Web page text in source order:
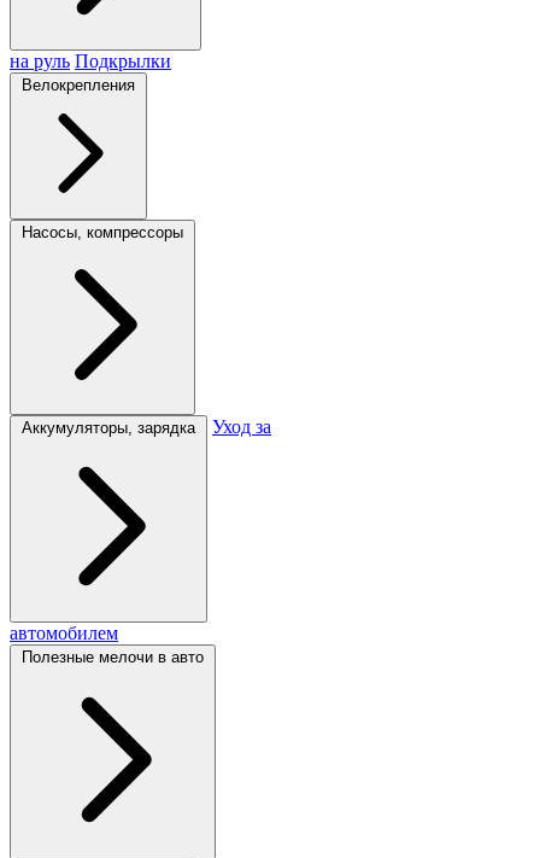
на руль Подкрылки
Велокрепления
Насосы, компрессоры
Аккумуляторы, зарядка Уход за
автомобилем
Полезные мелочи в авто